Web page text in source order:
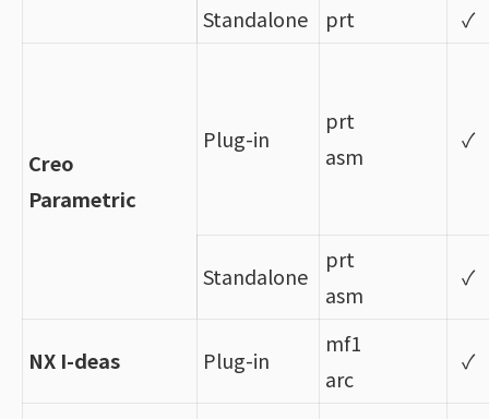
Standalone prt ✓
Creo
Parametric
Plug-in
prt
asm
✓
Standalone
prt
asm
✓
NX I-deas Plug-in
mf1
arc
✓